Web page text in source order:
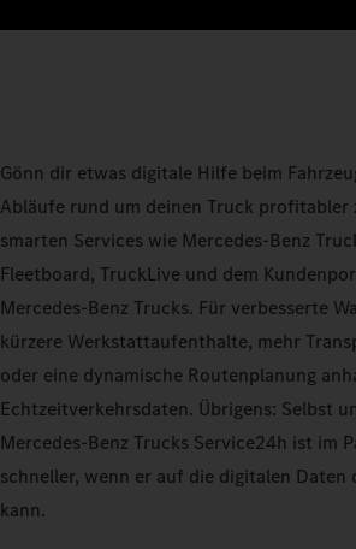
Gönn dir etwas digitale Hilfe beim
Abläufe rund um deinen Truck profitabler
smarten Services wie Mercedes‑Benz
Fleetboard, TruckLive und dem
Mercedes‑Benz Trucks. Für verbesserte
kürzere Werkstattaufenthalte, mehr
oder eine dynamische Routenplanung
Echtzeitverkehrsdaten. Übrigens: Selbst
Mercedes‑Benz Trucks Service24h ist im
schneller, wenn er auf die digitalen Daten
kann.